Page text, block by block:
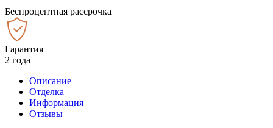
Беспроцентная рассрочка
Гарантия
2 года
Описание
Отделка
Информация
Отзывы